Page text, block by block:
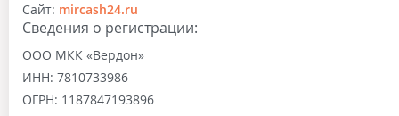
Сайт: mircash24.ru
Сведения о регистрации:
ООО МКК «Вердон»
ИНН: 7810733986
ОГРН: 1187847193896